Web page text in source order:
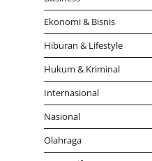
Ekonomi & Bisnis
Hiburan & Lifestyle
Hukum & Kriminal
Internasional
Nasional
Olahraga